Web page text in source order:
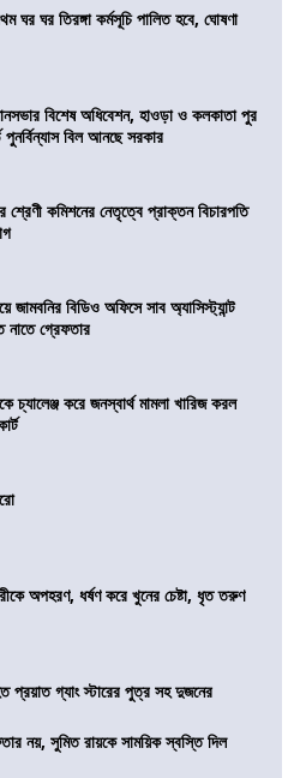
ঘর ঘর তিরঙ্গা কর্মসূচি পালিত হবে, ঘোষণা
বিশেষ অধিবেশন, হাওড়া ও কলকাতা পুর
পুনর্বিন্যাস বিল আনছে সরকার
কমিশনের নেতৃত্বে প্রাক্তন বিচারপতি
জামবনির বিডিও অফিসে সাব অ্যাসিস্ট্যান্ট
নাতে গ্রেফতার
চ্যালেঞ্জ করে জনস্বার্থ মামলা খারিজ করল
অপহরণ, ধর্ষণ করে খুনের চেষ্টা, ধৃত তরুণ
প্রয়াত গ্যাং স্টারের পুত্র সহ দুজনের
নয়, সুমিত রায়কে সাময়িক স্বস্তি দিল